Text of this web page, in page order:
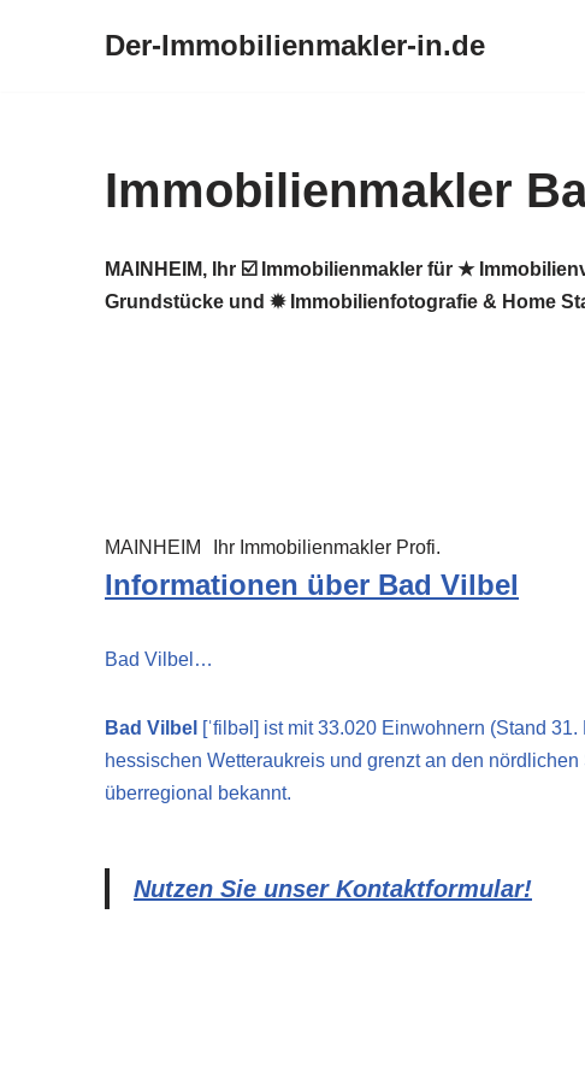
Der-Immobilienmakler-in.de
Immobilienmakler
MAINHEIM, Ihr ☑️ Immobilienmakler für ★
Grundstücke und ✹ Immobilienfotografie & Home
MAINHEIM Ihr Immobilienmakler Profi.
Informationen über Bad Vilbel
Bad Vilbel…
Bad Vilbel [ˈfilbəl] ist mit 33.020 Einwohnern (Stand
hessischen Wetteraukreis und grenzt an den
überregional bekannt.
Nutzen Sie unser Kontaktformular!